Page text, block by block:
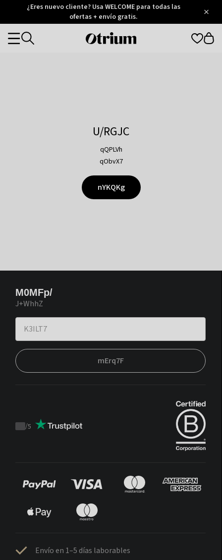
Otrium
Trustpilot
¿Eres nuevo cliente? Usa WELCOME para todas las
ofertas + envío gratis.
Otrium
Categories
U/RGJC
qQPLVh
qObvX7
nYKQKg
M0MFp/
J+WhhZ
mErq7F
Trustpilot
/5
Envío en 1–5 días laborables